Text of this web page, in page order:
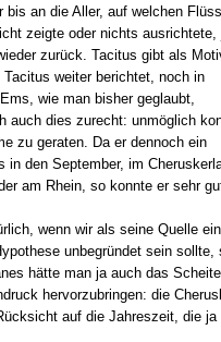
an die Aller, auf welchen
zeigte oder nichts ausrichtete,
zurück. Tacitus gibt als
weiter berichtet, noch in
wie man bisher geglaubt,
auch dies zurecht: unmöglich
zu geraten. Da er dennoch ein
den September, im
am Rhein, so konnte er sehr
wenn wir als seine Quelle ein
unbegründet sein sollte,
hätte man ja auch das
hervorzubringen: die
auf die Jahreszeit, die ja